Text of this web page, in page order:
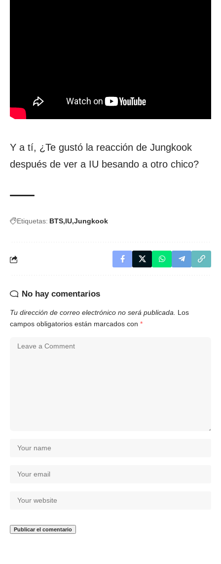
Y a tí, ¿Te gustó la reacción de Jungkook
después de ver a IU besando a otro chico?
Etiquetas: BTS IU Jungkook
No hay comentarios
Tu dirección de correo electrónico no será publicada. Los
campos obligatorios están marcados con *